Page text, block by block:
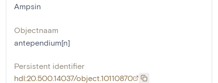
Ampsin
Objectnaam
antependium[n]
Persistent identifier
hdl:20.500.14037/object.10110870